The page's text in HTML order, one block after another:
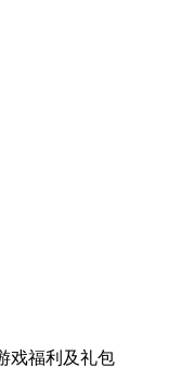
戏福利 及礼包